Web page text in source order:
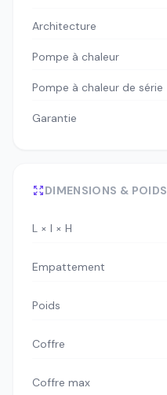
Architecture
Pompe à chaleur
Pompe à chaleur de série
Garantie
DIMENSIONS & POIDS
L × l × H
Empattement
Poids
Coffre
Coffre max